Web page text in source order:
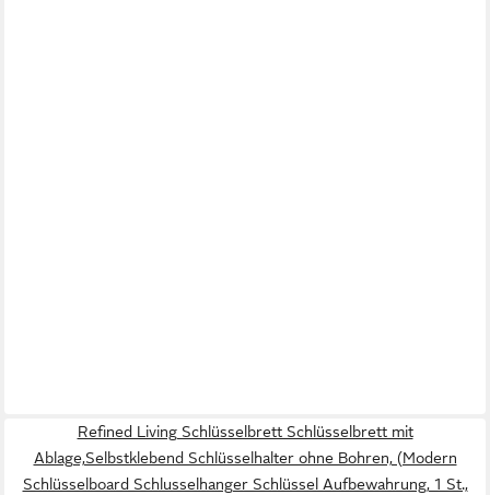
Refined Living Schlüsselbrett Schlüsselbrett mit
Ablage,Selbstklebend Schlüsselhalter ohne Bohren, (Modern
Schlüsselboard Schlusselhanger Schlüssel Aufbewahrung, 1 St.,